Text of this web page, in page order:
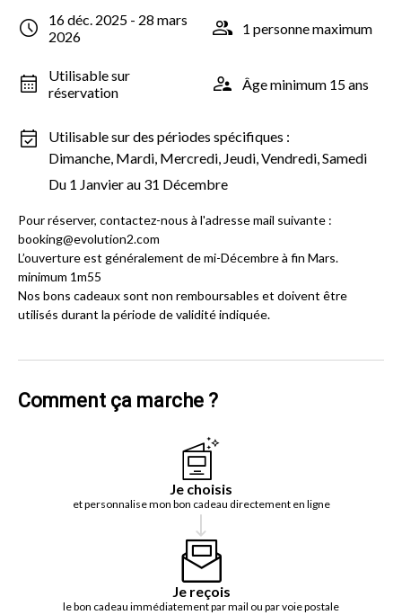
16 déc. 2025 - 28 mars
2026
1 personne maximum
Utilisable sur
réservation
Âge minimum 15 ans
Utilisable sur des périodes spécifiques :
Dimanche, Mardi, Mercredi, Jeudi, Vendredi, Samedi
Du 1 Janvier au 31 Décembre
Pour réserver, contactez-nous à l'adresse mail suivante :
booking@evolution2.com
L’ouverture est généralement de mi-Décembre à fin Mars.
minimum 1m55
Nos bons cadeaux sont non remboursables et doivent être
utilisés durant la période de validité indiquée.
Comment ça marche ?
Je choisis
et personnalise mon bon cadeau directement en ligne
Je reçois
le bon cadeau immédiatement par mail ou par voie postale